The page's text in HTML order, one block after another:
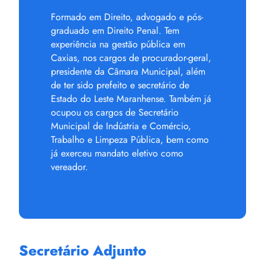
Formado em Direito, advogado e pós-
graduado em Direito Penal. Tem
experiência na gestão pública em
Caxias, nos cargos de procurador-geral,
presidente da Câmara Municipal, além
de ter sido prefeito e secretário de
Estado do Leste Maranhense. Também já
ocupou os cargos de Secretário
Municipal de Indústria e Comércio,
Trabalho e Limpeza Pública, bem como
já exerceu mandato eletivo como
vereador.
Secretário Adjunto